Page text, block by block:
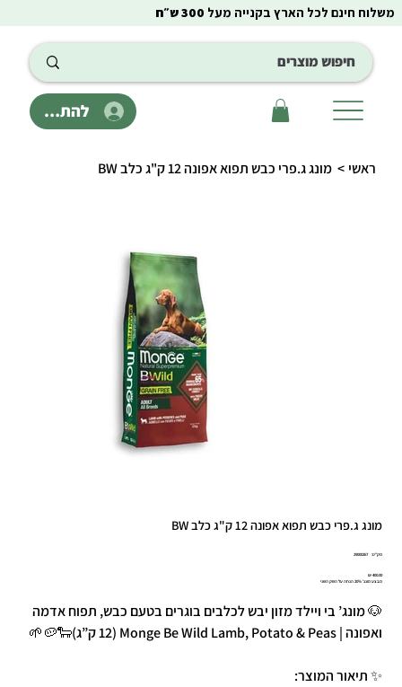
להתחבר
משלוח חינם לכל הארץ בקנייה מעל 300 ש״ח
ראשי > מונג ג.פרי כבש תפוא אפונה 12 ק"ג כלב BW
מונג ג.פרי כבש תפוא אפונה 12 ק"ג כלב BW
מק"ט:מק"ט
29000267
מחיר‏400.00 ‏₪
מבצע מונג' 20% הנחה על השק השני
🐶 מונג’ בי ויילד מזון יבש לכלבים בוגרים בטעם כבש, תפוח אדמה
ואפונה | Monge Be Wild Lamb, Potato & Peas (12 ק”ג)🐑🥔🌱
✨ תיאור המוצר: